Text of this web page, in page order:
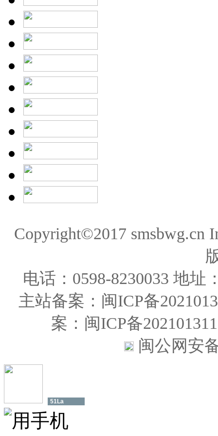
Copyright©2017 smsbwg.cn
电话：0598-8230033 地
主站备案：闽ICP备
案：闽ICP备
闽公网安
51La